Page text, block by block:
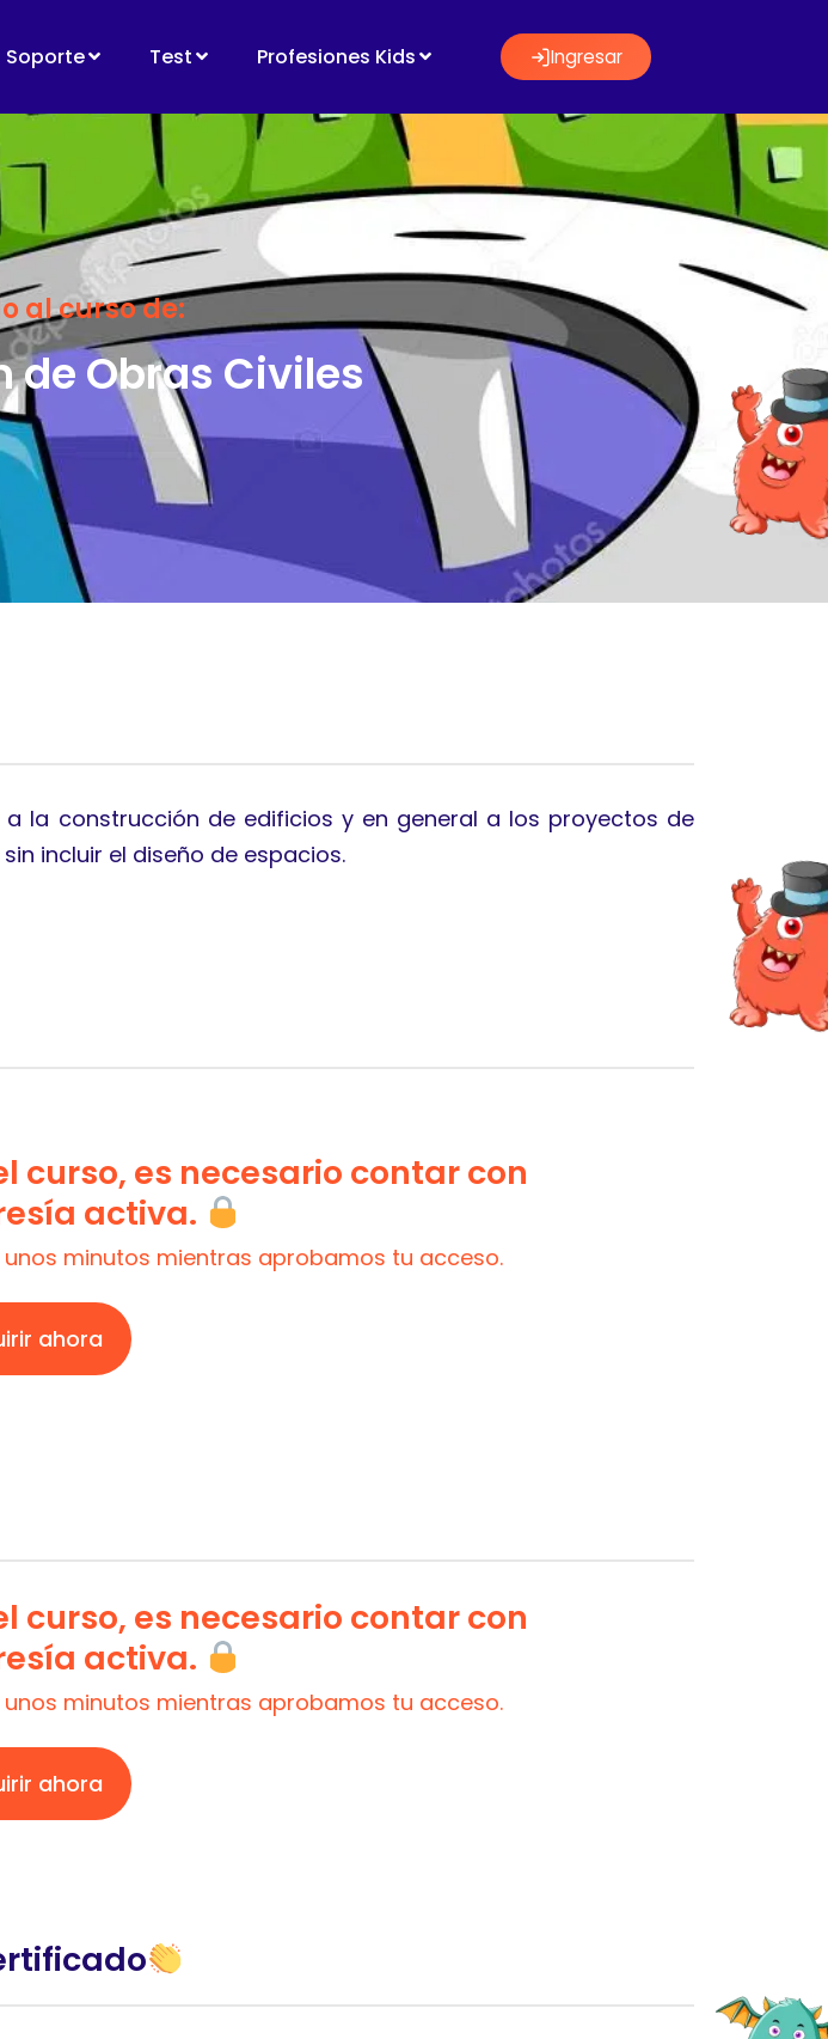
Soporte Test Profesiones Kids Ingresar
al curso de:
Obras Civiles
la construcción de edificios y en general a los proyectos de
incluir el diseño de espacios.
curso, es necesario contar con
activa.
minutos mientras aprobamos tu acceso.
ahora
curso, es necesario contar con
activa.
minutos mientras aprobamos tu acceso.
ahora